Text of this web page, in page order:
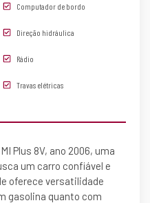
Computador de bordo
Direção hidráulica
Rádio
Travas elétricas
Plus 8V, ano 2006, uma
um carro confiável e
oferece versatilidade
gasolina quanto com